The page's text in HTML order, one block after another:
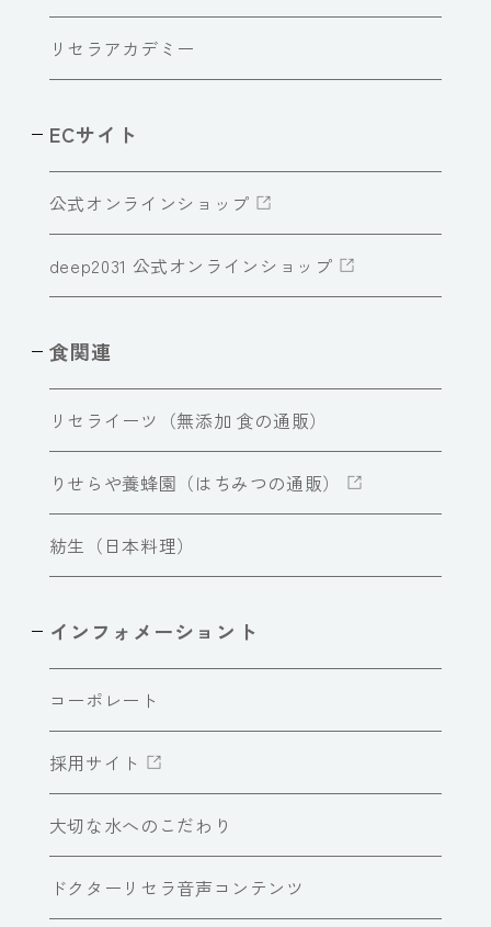
リセラアカデミー
ECサイト
公式オンラインショップ
deep2031 公式オンラインショップ
食関連
リセライーツ（無添加 食の通販）
りせらや養蜂園（はちみつの通販）
紡生（日本料理）
インフォメーショント
コーポレート
採用サイト
大切な水へのこだわり
ドクターリセラ音声コンテンツ